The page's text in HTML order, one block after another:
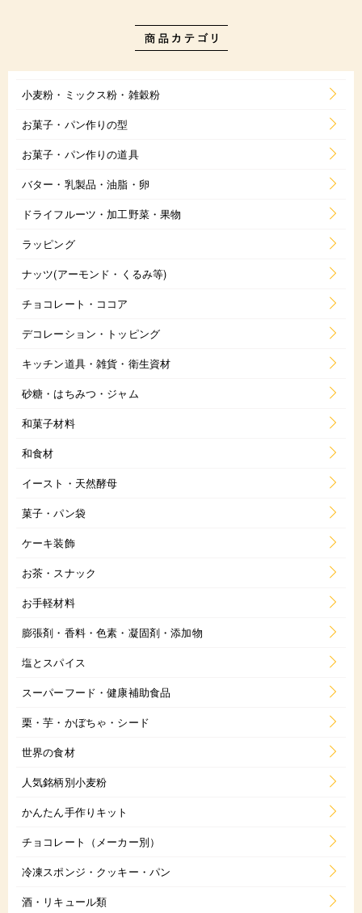
小麦粉・ミックス粉・雑穀粉
お菓子・パン作りの型
お菓子・パン作りの道具
バター・乳製品・油脂・卵
ドライフルーツ・加工野菜・果物
ラッピング
ナッツ(アーモンド・くるみ等)
チョコレート・ココア
デコレーション・トッピング
キッチン道具・雑貨・衛生資材
砂糖・はちみつ・ジャム
和菓子材料
和食材
イースト・天然酵母
菓子・パン袋
ケーキ装飾
お茶・スナック
お手軽材料
膨張剤・香料・色素・凝固剤・添加物
塩とスパイス
スーパーフード・健康補助食品
栗・芋・かぼちゃ・シード
世界の食材
人気銘柄別小麦粉
かんたん手作りキット
チョコレート（メーカー別）
冷凍スポンジ・クッキー・パン
酒・リキュール類